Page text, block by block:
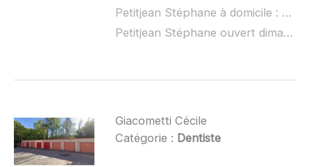
Petitjean Stéphane à domicile :
non
Petitjean Stéphane ouvert dimanche :
Giacometti Cécile
Catégorie : Dentiste